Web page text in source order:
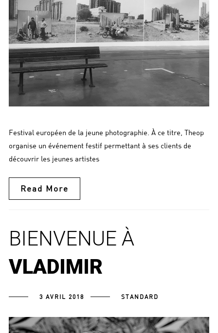
Festival européen de la jeune photographie. À ce titre, Theop
organise un événement festif permettant à ses clients de
découvrir les jeunes artistes
Read More
BIENVENUE À
VLADIMIR
3 AVRIL 2018 STANDARD